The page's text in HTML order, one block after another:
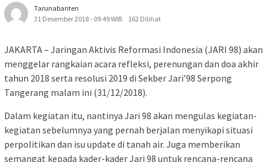
Tarunabanten
31 Desember 2018 - 09:49 WIB
162 Dilihat
JAKARTA – Jaringan Aktivis Reformasi Indonesia (JARI 98) akan
menggelar rangkaian acara refleksi, perenungan dan doa akhir
tahun 2018 serta resolusi 2019 di Sekber Jari’98 Serpong
Tangerang malam ini (31/12/2018).
Dalam kegiatan itu, nantinya Jari 98 akan mengulas kegiatan-
kegiatan sebelumnya yang pernah berjalan menyikapi situasi
perpolitikan dan isu update di tanah air. Juga memberikan
semangat kepada kader-kader Jari 98 untuk rencana-rencana